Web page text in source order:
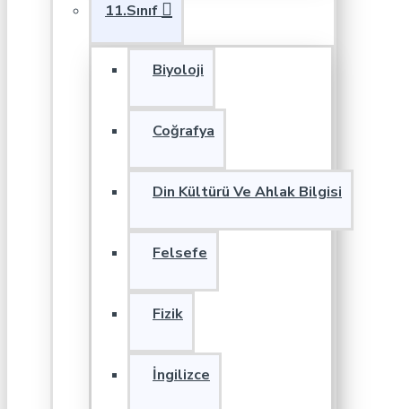
11.Sınıf
Biyoloji
Coğrafya
Din Kültürü Ve Ahlak Bilgisi
Felsefe
Fizik
İngilizce